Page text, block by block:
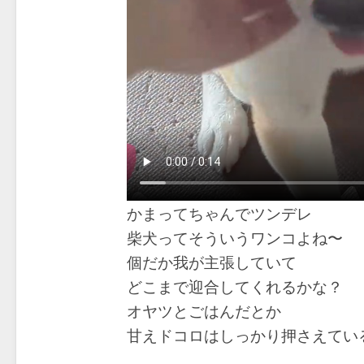
かまってちゃんでツンデレ
柴犬ってそういうワンコよね〜
個だか我が主張していて
どこまで迎合してくれるかな？
オヤツとごはんだとか
甘えドコロはしっかり押さえてい